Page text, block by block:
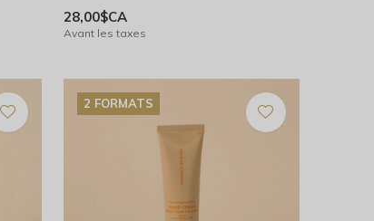
28,00$CA
Avant les taxes
2 FORMATS